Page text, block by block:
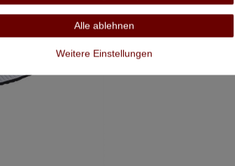
Alle ablehnen
Weitere Einstellungen